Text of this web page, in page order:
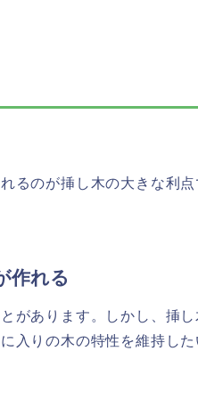
るのが挿し木の大きな利
作れる
があります。しかし、挿
入りの木の特性を維持した